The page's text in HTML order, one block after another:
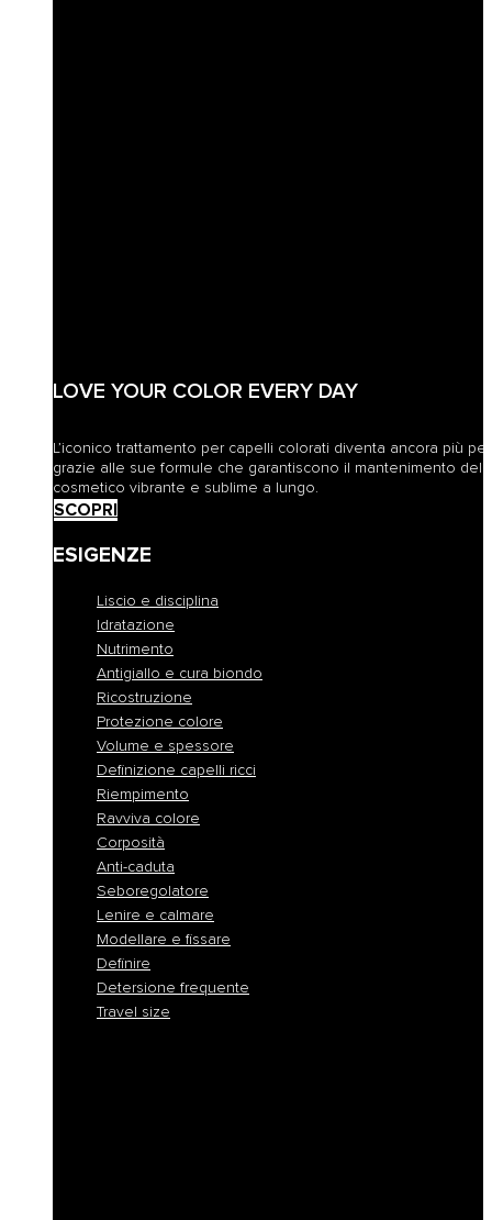
LOVE YOUR COLOR EVERY DAY
L’iconico trattamento per capelli colorati diventa ancora più
grazie alle sue formule che garantiscono il mantenimento del
cosmetico vibrante e sublime a lungo.
SCOPRI
ESIGENZE
Liscio e disciplina
Idratazione
Nutrimento
Antigiallo e cura biondo
Ricostruzione
Protezione colore
Volume e spessore
Definizione capelli ricci
Riempimento
Ravviva colore
Corposità
Anti-caduta
Seboregolatore
Lenire e calmare
Modellare e fissare
Definire
Detersione frequente
Travel size